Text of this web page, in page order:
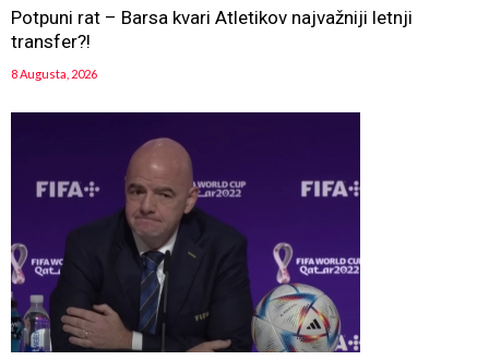
Potpuni rat – Barsa kvari Atletikov najvažniji letnji
transfer?!
8 Augusta, 2026